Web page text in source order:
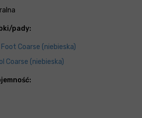
pady:
Foot Coarse (niebieska)
Coarse (niebieska)